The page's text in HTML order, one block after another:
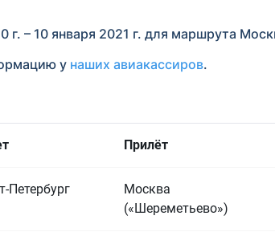
г. – 10 января 2021 г. для маршрута
у наших авиакассиров.
Прилёт
Петербург
Москва
(«Шереметьево»)